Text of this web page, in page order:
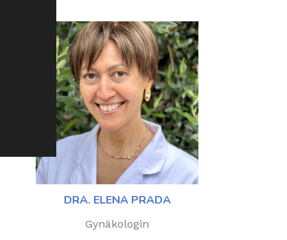
DRA. ELENA PRADA
Gynäkologin